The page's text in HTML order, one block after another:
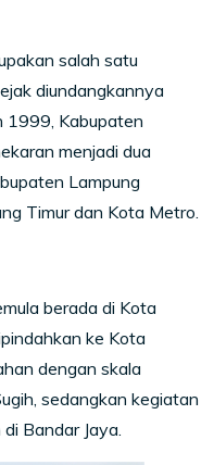
salah satu
diundangkannya
1999, Kabupaten
menjadi dua
Lampung
Timur dan Kota Metro.
berada di Kota
ke Kota
dengan skala
sedangkan kegiatan
Bandar Jaya.